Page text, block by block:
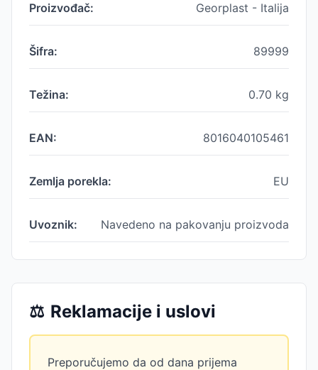
Proizvođač: Georplast - Italija
Šifra: 89999
Težina: 0.70 kg
EAN: 8016040105461
Zemlja porekla: EU
Uvoznik: Navedeno na pakovanju proizvoda
⚖️ Reklamacije i uslovi
Preporučujemo da od dana prijema